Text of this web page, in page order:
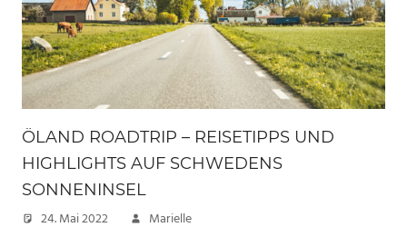
ÖLAND ROADTRIP – REISETIPPS UND
HIGHLIGHTS AUF SCHWEDENS
SONNENINSEL
24. Mai 2022 Marielle